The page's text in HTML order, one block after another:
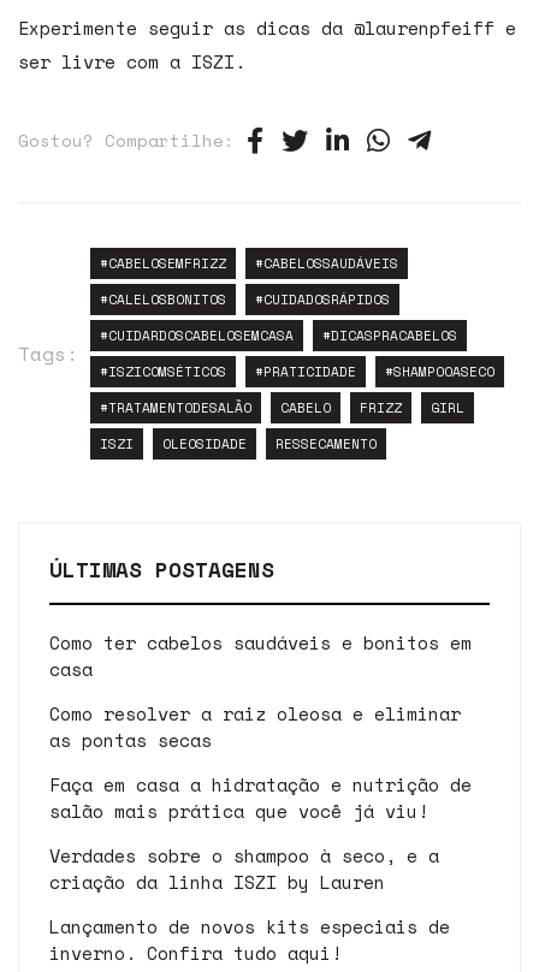
Experimente seguir as dicas da @laurenpfeiff e
ser livre com a ISZI.
Gostou? Compartilhe:
Tags:
#CABELOSEMFRIZZ
#CABELOSSAUDÁVEIS
#CALELOSBONITOS
#CUIDADOSRÁPIDOS
#CUIDARDOSCABELOSEMCASA
#DICASPRACABELOS
#ISZICOMSÉTICOS
#PRATICIDADE
#SHAMPOOASECO
#TRATAMENTODESALÃO
CABELO FRIZZ
GIRL
ISZI
OLEOSIDADE RESSECAMENTO
ÚLTIMAS POSTAGENS
Como ter cabelos saudáveis e bonitos em
casa
Como resolver a raiz oleosa e eliminar
as pontas secas
Faça em casa a hidratação e nutrição de
salão mais prática que você já viu!
Verdades sobre o shampoo à seco, e a
criação da linha ISZI by Lauren
Lançamento de novos kits especiais de
inverno. Confira tudo aqui!